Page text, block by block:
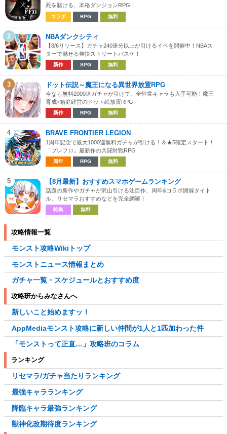
死を賭ける、本格ダンジョンRPG！
コラボ RPG 無料
2 NBAダンクシティ
【8/6リリース】ガチャ240連分以上が引けるイベを開催中！NBAス
ターで魅せる爽快ストリートバスケ！
新作 SPG 無料
3 ドット伝説～魔王になる異世界放置RPG
今なら無料2000連ガチャが引けて、全恒常キャラも入手可能！魔王
育成×箱庭経営のドット絵放置RPG
新作 RPG 無料
4 BRAVE FRONTIER LEGION
1周年記念で最大1000連無料ガチャが引ける！＆★5確定スタート！
「ブレフロ」最新作の共闘対戦RPG
周年 RPG 無料
5 【8月最新】おすすめスマホゲームランキング
話題の新作やガチャが沢山引ける注目作、周年&コラボ開催タイト
ル、リセマラおすすめなどを完全網羅！
特集 無料
攻略情報一覧
モンスト攻略Wikiトップ
モンストニュース情報まとめ
ガチャ一覧・スケジュールとおすすめ度
攻略班からみなさんへ
新しいこと始めますッ！
AppMediaモンスト攻略に新しい仲間が1人と1匹加わった件
「モンストって正直…」攻略班のコラム
ランキング
リセマラ/ガチャ当たりランキング
最強キャラランキング
降臨キャラ最強ランキング
獣神化改期待度ランキング